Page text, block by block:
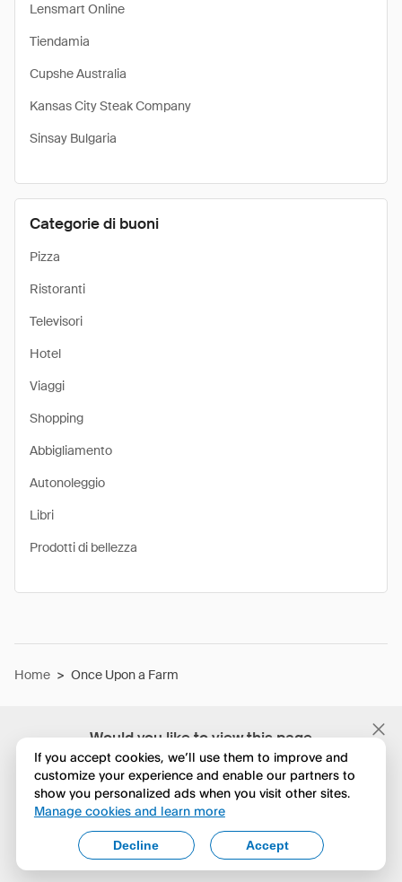
Would you like to view this page
in English?
No, continua a esplorare
Yes, change to English
Lensmart Online
Tiendamia
Cupshe Australia
Kansas City Steak Company
Sinsay Bulgaria
Categorie di buoni
Pizza
Ristoranti
Televisori
Hotel
Viaggi
Shopping
Abbigliamento
Autonoleggio
Libri
Prodotti di bellezza
Home > Once Upon a Farm
If you accept cookies, we’ll use them to improve and
customize your experience and enable our partners to
show you personalized ads when you visit other sites.
Manage cookies and learn more
Accept
Decline